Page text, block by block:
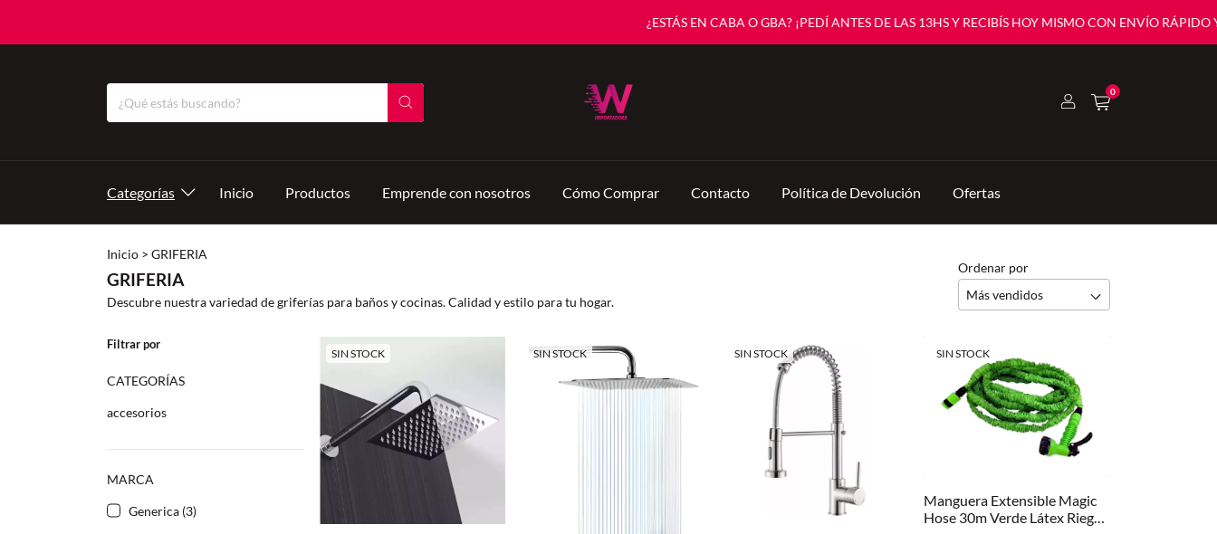
¿ESTÁS EN CABA O GBA? ¡PEDÍ ANTES DE LAS 13HS Y RECIBÍS HOY MISMO CON ENVÍO RÁPIDO Y
0
Categorías Inicio Productos Emprende con nosotros Cómo Comprar Contacto Política de Devolución Ofertas
Inicio > GRIFERIA
GRIFERIA
Descubre nuestra variedad de griferías para baños y cocinas. Calidad y estilo para tu hogar.
Ordenar por
Filtrar por
CATEGORÍAS
accesorios
MARCA
Generica (3)
SIN STOCK SIN STOCK SIN STOCK SIN STOCK
Manguera Extensible Magic
Hose 30m Verde Látex Riego